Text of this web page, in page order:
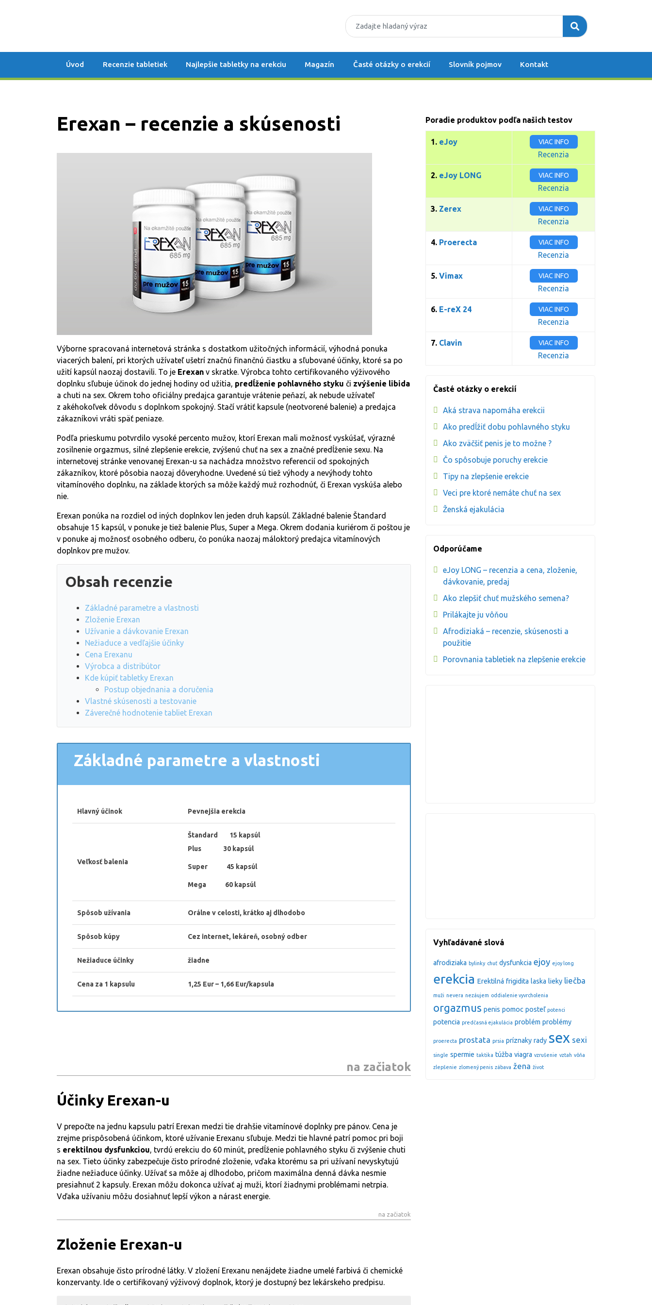
Úvod Recenzie tabletiek Najlepšie tabletky na erekciu Magazín Časté otázky o erekcií Slovník pojmov Kontakt
Erexan – recenzie a skúsenosti
Výborne spracovaná internetová stránka s dostatkom užitočných informácií, výhodná ponuka
viacerých balení, pri ktorých užívateľ ušetrí značnú finančnú čiastku a sľubované účinky, ktoré sa po
užití kapsúl naozaj dostavili. To je Erexan v skratke. Výrobca tohto certifikovaného výživového
doplnku sľubuje účinok do jednej hodiny od užitia, predĺženie pohlavného styku či zvýšenie libida
a chuti na sex. Okrem toho oficiálny predajca garantuje vrátenie peňazí, ak nebude užívateľ
z akéhokoľvek dôvodu s doplnkom spokojný. Stačí vrátiť kapsule (neotvorené balenie) a predajca
zákazníkovi vráti späť peniaze.
Podľa prieskumu potvrdilo vysoké percento mužov, ktorí Erexan mali možnosť vyskúšať, výrazné
zosilnenie orgazmus, silné zlepšenie erekcie, zvýšenú chuť na sex a značné predĺženie sexu. Na
internetovej stránke venovanej Erexan-u sa nachádza množstvo referencií od spokojných
zákazníkov, ktoré pôsobia naozaj dôveryhodne. Uvedené sú tiež výhody a nevýhody tohto
vitamínového doplnku, na základe ktorých sa môže každý muž rozhodnúť, či Erexan vyskúša alebo
nie.
Erexan ponúka na rozdiel od iných doplnkov len jeden druh kapsúl. Základné balenie Štandard
obsahuje 15 kapsúl, v ponuke je tiež balenie Plus, Super a Mega. Okrem dodania kuriérom či poštou je
v ponuke aj možnosť osobného odberu, čo ponúka naozaj máloktorý predajca vitamínových
doplnkov pre mužov.
Obsah recenzie
Základné parametre a vlastnosti
Zloženie Erexan
Užívanie a dávkovanie Erexan
Nežiaduce a vedľajšie účinky
Cena Erexanu
Výrobca a distribútor
Kde kúpiť tabletky Erexan
Postup objednania a doručenia
Vlastné skúsenosti a testovanie
Záverečné hodnotenie tabliet Erexan
Základné parametre a vlastnosti
Hlavný účinok Pevnejšia erekcia
Veľkosť balenia
Štandard 15 kapsúl
Plus 30 kapsúl
Super 45 kapsúl
Mega 60 kapsúl
Spôsob užívania Orálne v celosti, krátko aj dlhodobo
Spôsob kúpy Cez internet, lekáreň, osobný odber
Nežiaduce účinky žiadne
Cena za 1 kapsulu 1,25 Eur – 1,66 Eur/kapsula
na začiatok
Účinky Erexan-u
V prepočte na jednu kapsulu patrí Erexan medzi tie drahšie vitamínové doplnky pre pánov. Cena je
zrejme prispôsobená účinkom, ktoré užívanie Erexanu sľubuje. Medzi tie hlavné patrí pomoc pri boji
s erektilnou dysfunkciou, tvrdú erekciu do 60 minút, predĺženie pohlavného styku či zvýšenie chuti
na sex. Tieto účinky zabezpečuje čisto prírodné zloženie, vďaka ktorému sa pri užívaní nevyskytujú
žiadne nežiaduce účinky. Užívať sa môže aj dlhodobo, pričom maximálna denná dávka nesmie
presiahnuť 2 kapsuly. Erexan môžu dokonca užívať aj muži, ktorí žiadnymi problémami netrpia.
Vďaka užívaniu môžu dosiahnuť lepší výkon a nárast energie.
na začiatok
Zloženie Erexan-u
Erexan obsahuje čisto prírodné látky. V zložení Erexanu nenájdete žiadne umelé farbivá či chemické
konzervanty. Ide o certifikovaný výživový doplnok, ktorý je dostupný bez lekárskeho predpisu.
Poradie produktov podľa našich testov
1. eJoy VIAC INFO
Recenzia
2. eJoy LONG VIAC INFO
Recenzia
3. Zerex VIAC INFO
Recenzia
4. Proerecta VIAC INFO
Recenzia
5. Vimax VIAC INFO
Recenzia
6. E-reX 24 VIAC INFO
Recenzia
7. Clavin VIAC INFO
Recenzia
Časté otázky o erekcií
Aká strava napomáha erekcii
Ako predĺžiť dobu pohlavného styku
Ako zväčšiť penis je to možne ?
Čo spôsobuje poruchy erekcie
Tipy na zlepšenie erekcie
Veci pre ktoré nemáte chuť na sex
Ženská ejakulácia
Odporúčame
eJoy LONG – recenzia a cena, zloženie,
dávkovanie, predaj
Ako zlepšiť chuť mužského semena?
Prilákajte ju vôňou
Afrodiziaká – recenzie, skúsenosti a
použitie
Porovnania tabletiek na zlepšenie erekcie
Vyhľadávané slová
afrodiziaka bylinky chuť dysfunkcia ejoy ejoy long
erekcia Erektilná frigidita laska lieky liečba
muži nevera nezáujem oddialenie vyvrcholenia
orgazmus penis pomoc posteľ potenci
potencia predčasná ejakulácia problém problémy
proerecta prostata prsia príznaky rady sex sexi
single spermie taktika túžba viagra vzrušenie vztah vôňa
zlepšenie zlomený penis zábava žena život